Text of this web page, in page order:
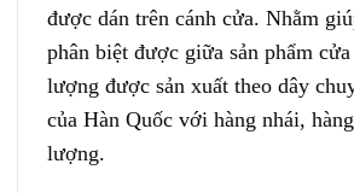
được dán trên cánh cửa. Nhằm
phân biệt được giữa sản phẩm
lượng được sản xuất theo dây
của Hàn Quốc với hàng nhái,
lượng.